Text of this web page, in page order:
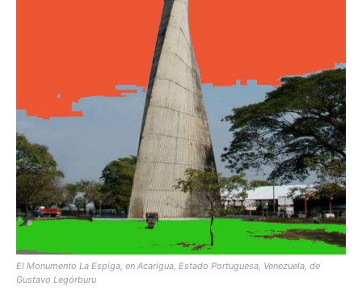
El Monumento La Espiga, en Acarigua, Estado Portuguesa, Venezuela, de
Gustavo Legórburu